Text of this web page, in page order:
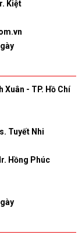
Kiệt
Xuân - TP. Hồ Chí
Tuyết Nhi
Hồng Phúc